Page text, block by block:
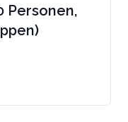
Personen,